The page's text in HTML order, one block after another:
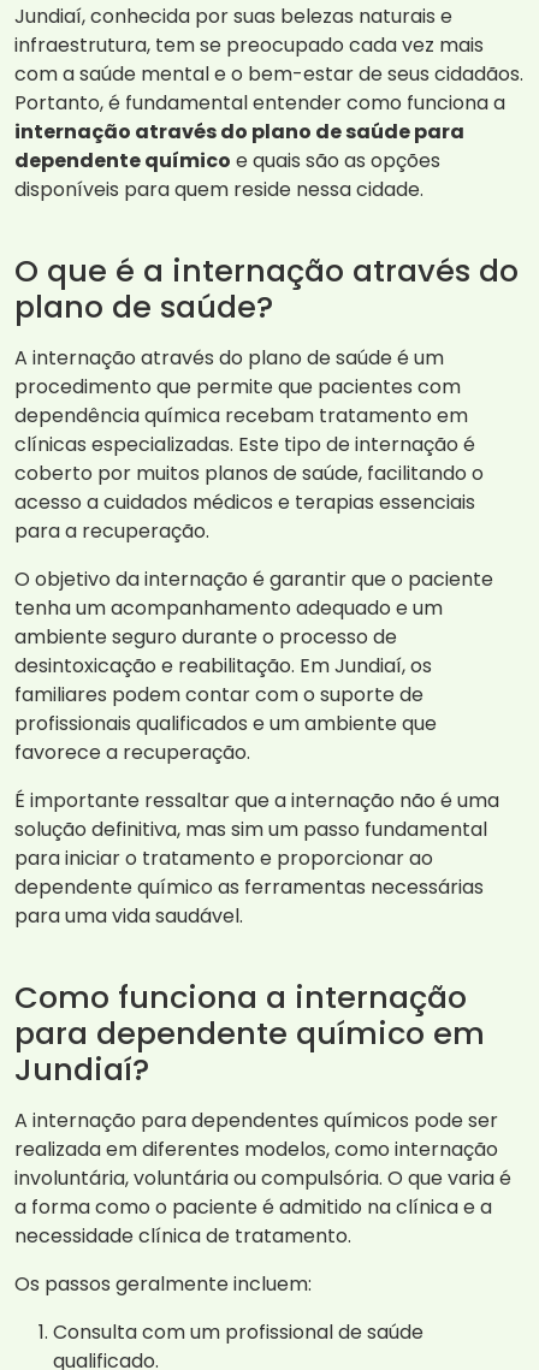
Jundiaí, conhecida por suas belezas naturais e
infraestrutura, tem se preocupado cada vez mais
com a saúde mental e o bem-estar de seus cidadãos.
Portanto, é fundamental entender como funciona a
internação através do plano de saúde para
dependente químico e quais são as opções
disponíveis para quem reside nessa cidade.
O que é a internação através do
plano de saúde?
A internação através do plano de saúde é um
procedimento que permite que pacientes com
dependência química recebam tratamento em
clínicas especializadas. Este tipo de internação é
coberto por muitos planos de saúde, facilitando o
acesso a cuidados médicos e terapias essenciais
para a recuperação.
O objetivo da internação é garantir que o paciente
tenha um acompanhamento adequado e um
ambiente seguro durante o processo de
desintoxicação e reabilitação. Em Jundiaí, os
familiares podem contar com o suporte de
profissionais qualificados e um ambiente que
favorece a recuperação.
É importante ressaltar que a internação não é uma
solução definitiva, mas sim um passo fundamental
para iniciar o tratamento e proporcionar ao
dependente químico as ferramentas necessárias
para uma vida saudável.
Como funciona a internação
para dependente químico em
Jundiaí?
A internação para dependentes químicos pode ser
realizada em diferentes modelos, como internação
involuntária, voluntária ou compulsória. O que varia é
a forma como o paciente é admitido na clínica e a
necessidade clínica de tratamento.
Os passos geralmente incluem:
Consulta com um profissional de saúde
qualificado.